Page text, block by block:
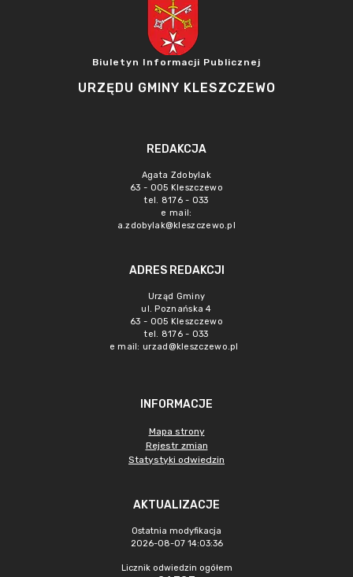
Biuletyn Informacji Publicznej
URZĘDU GMINY KLESZCZEWO
REDAKCJA
Agata Zdobylak
63 - 005 Kleszczewo
tel. 8176 - 033
e mail:
a.zdobylak@kleszczewo.pl
ADRES REDAKCJI
Urząd Gminy
ul. Poznańska 4
63 - 005 Kleszczewo
tel. 8176 - 033
e mail: urzad@kleszczewo.pl
INFORMACJE
Mapa strony
Rejestr zmian
Statystyki odwiedzin
AKTUALIZACJE
Ostatnia modyfikacja
2026-08-07 14:03:36
Licznik odwiedzin ogółem